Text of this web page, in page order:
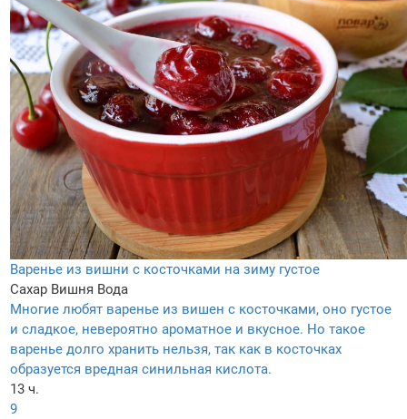
Варенье из вишни с косточками на зиму густое
Сахар Вишня Вода
Многие любят варенье из вишен с косточками, оно густое
и сладкое, невероятно ароматное и вкусное. Но такое
варенье долго хранить нельзя, так как в косточках
образуется вредная синильная кислота.
13 ч.
9